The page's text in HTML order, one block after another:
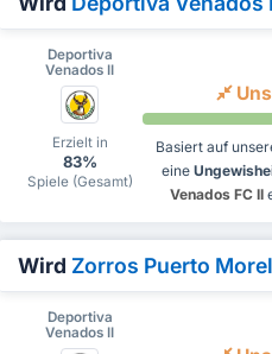
Deportiva
Venados II
Erzielt in
83%
Spiele (Gesamt)
Basiert auf
eine
Venados FC II
Wird Zorros Puerto
Deportiva
Venados II